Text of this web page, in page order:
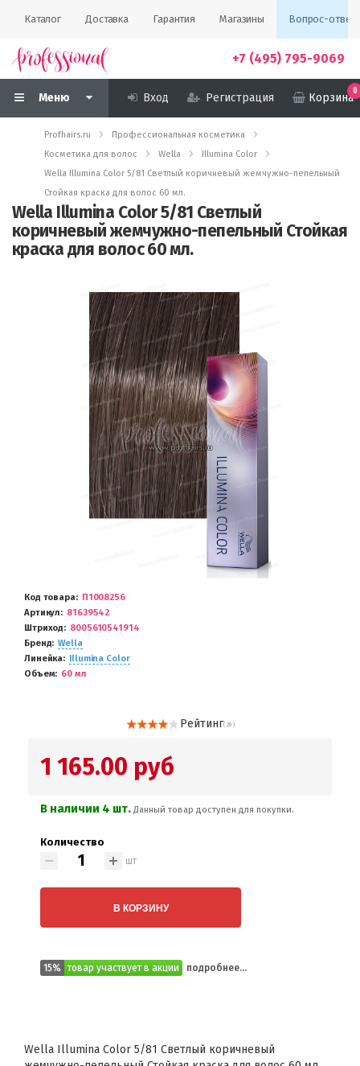
Каталог Доставка Гарантия Магазины Вопрос-ответ
+7 (495) 795-9069
Меню Вход Регистрация Корзина
0
Profhairs.ru
Профессиональная косметика
Косметика для волос
Wella
Illumina Color
Wella Illumina Color 5/81 Светлый коричневый жемчужно-пепельный
Стойкая краска для волос 60 мл.
Wella Illumina Color 5/81 Светлый
коричневый жемчужно-пепельный Стойкая
краска для волос 60 мл.
Код товара
П1008256
Артикул
81639542
Штриход
8005610541914
Бренд
Wella
Линейка
Illumina Color
Объем
60 мл
Рейтинг( 20 )
1 165.00 руб
В наличии 4 шт. Данный товар доступен для покупки.
Количество
шт
В КОРЗИНУ
15% товар участвует в акции подробнее...
Wella Illumina Color 5/81 Светлый коричневый